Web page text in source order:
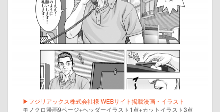
▶フジリアックス株式会社様 WEBサイト掲載漫画・イラスト
モノクロ漫画9ページ+ヘッダーイラスト1点+カットイラスト3点